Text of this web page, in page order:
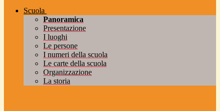
Scuola
Panoramica
Presentazione
I luoghi
Le persone
I numeri della scuola
Le carte della scuola
Organizzazione
La storia